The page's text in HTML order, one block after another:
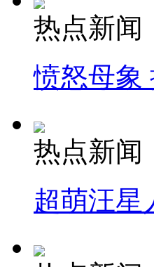
热点新闻
愤怒母象
热点新闻
超萌汪星